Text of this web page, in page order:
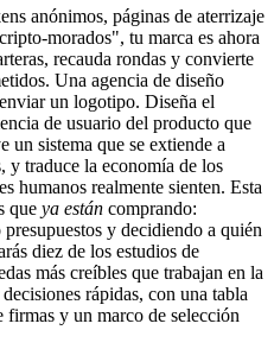
anónimos, páginas de aterrizaje
morados", tu marca es ahora
recauda rondas y convierte
Una agencia de diseño
un logotipo. Diseña el
de usuario del producto que
sistema que se extiende a
y traduce la economía de los
humanos realmente sienten. Esta
que ya están comprando:
y decidiendo a quién
diez de los estudios de
más creíbles que trabajan en la
rápidas, con una tabla
firmas y un marco de selección